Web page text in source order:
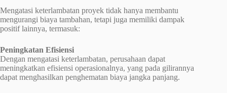
Mengatasi keterlambatan proyek tidak hanya membantu
mengurangi biaya tambahan, tetapi juga memiliki dampak
positif lainnya, termasuk:
Peningkatan Efisiensi
Dengan mengatasi keterlambatan, perusahaan dapat
meningkatkan efisiensi operasionalnya, yang pada gilirannya
dapat menghasilkan penghematan biaya jangka panjang.